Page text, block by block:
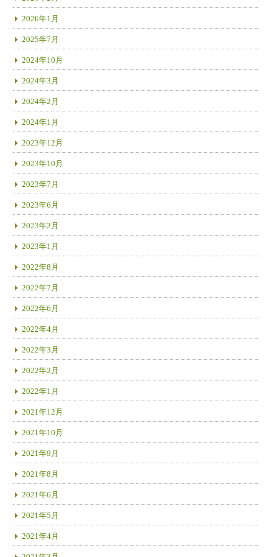
2026年1月
2025年7月
2024年10月
2024年3月
2024年2月
2024年1月
2023年12月
2023年10月
2023年7月
2023年6月
2023年2月
2023年1月
2022年8月
2022年7月
2022年6月
2022年4月
2022年3月
2022年2月
2022年1月
2021年12月
2021年10月
2021年9月
2021年8月
2021年6月
2021年5月
2021年4月